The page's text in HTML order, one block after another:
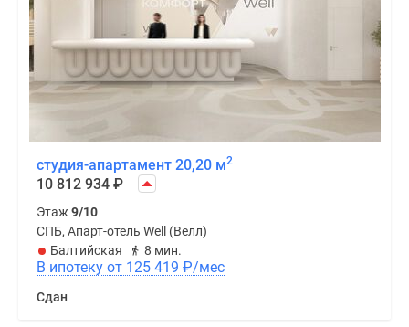
студия-апартамент 20,20 м2
10 812 934 ₽
Этаж9/10
СПБ, Апарт-отель Well (Велл)
Балтийская
8 мин.
В ипотеку от 125 419 ₽/мес
Сдан